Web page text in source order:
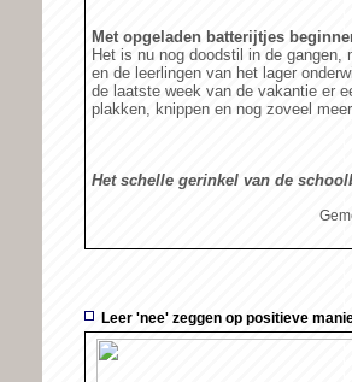
Met opgeladen batterijtjes
Het is nu nog doodstil in de gangen,
en de leerlingen van het lager
de laatste week van de vakantie er
plakken, knippen en nog zoveel
Het schelle gerinkel van de
Leer 'nee' zeggen op positieve